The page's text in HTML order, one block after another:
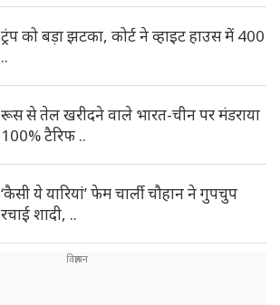
ट्रंप को बड़ा झटका, कोर्ट ने व्हाइट हाउस में 400
..
रूस से तेल खरीदने वाले भारत-चीन पर मंडराया
100% टैरिफ ..
‘कैसी ये यारियां’ फेम चार्ली चौहान ने गुपचुप
रचाई शादी, ..